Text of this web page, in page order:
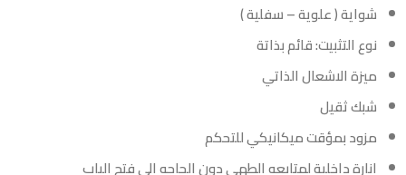
شواية ( علوية – سفلية )
نوع التثبيت: قائم بذاتة
ميزة الاشعال الذاتي
شبك ثقيل
مزود بمؤقت ميكانيكي للتحكم
انارة داخلية لمتابعه الطهي دون الحاجه الي فتح الباب